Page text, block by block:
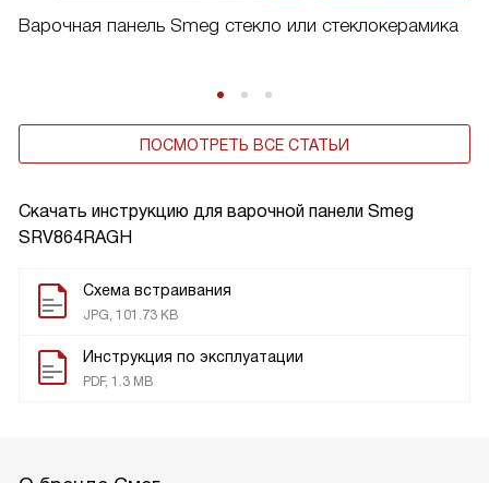
Скачать инструкцию для варочной панели Smeg
SRV864RAGH
Схема встраивания
JPG, 101.73 KB
Инструкция по эксплуатации
PDF, 1.3 MB
Варочная панель Smeg стекло или стеклокерамика
ПОСМОТРЕТЬ ВСЕ СТАТЬИ